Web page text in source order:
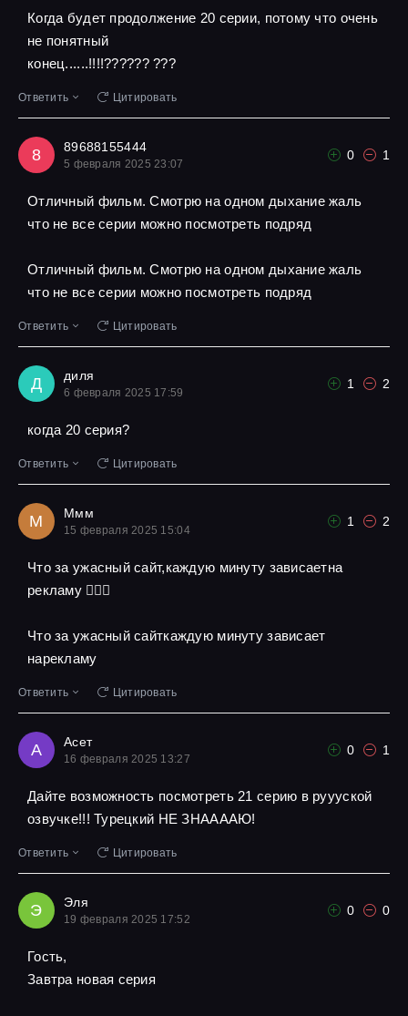
Когда будет продолжение 20 серии, потому что очень
не понятный
конец......!!!!?????? ???
Ответить Цитировать
8 89688155444
5 февраля 2025 23:07
0 1
Отличный фильм. Смотрю на одном дыхание жаль
что не все серии можно посмотреть подряд
Отличный фильм. Смотрю на одном дыхание жаль
что не все серии можно посмотреть подряд
Ответить Цитировать
Д диля
6 февраля 2025 17:59
1 2
когда 20 серия?
Ответить Цитировать
М Ммм
15 февраля 2025 15:04
1 2
Что за ужасный сайт,каждую минуту зависаетна
рекламу 🤦🏾‍♀️
Что за ужасный сайткаждую минуту зависает
нарекламу
Ответить Цитировать
А Асет
16 февраля 2025 13:27
0 1
Дайте возможность посмотреть 21 серию в руууской
озвучке!!! Турецкий НЕ ЗНААААЮ!
Ответить Цитировать
Э Эля
19 февраля 2025 17:52
0 0
Гость,
Завтра новая серия